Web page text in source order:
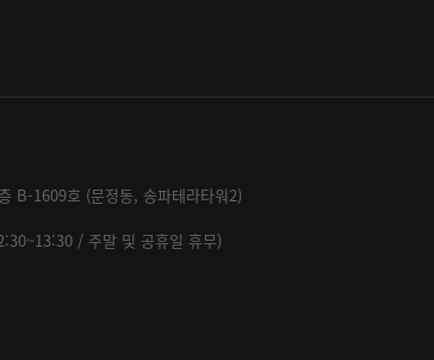
B-1609호 (문정동, 송파테라타워2)
/ 주말 및 공휴일 휴무)